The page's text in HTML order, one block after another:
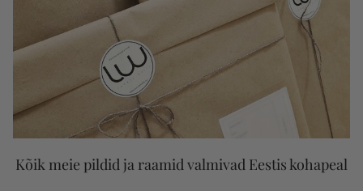
Kõik meie pildid ja raamid valmivad Eestis kohapeal